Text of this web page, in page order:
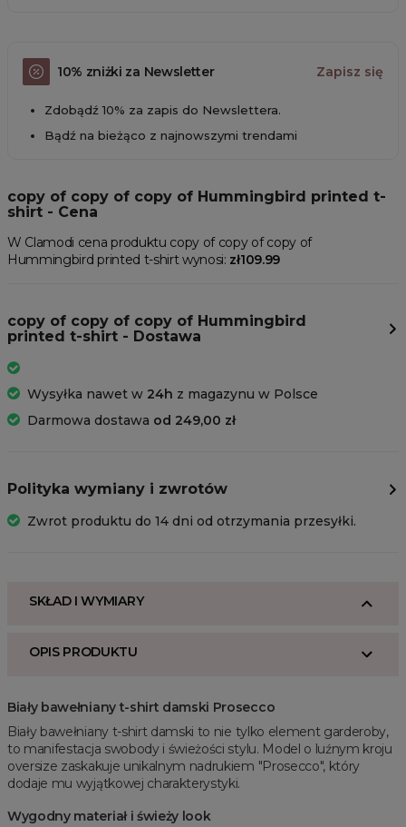
10% zniżki za Newsletter Zapisz się
Zdobądź 10% za zapis do Newslettera.
Bądź na bieżąco z najnowszymi trendami
copy of copy of copy of Hummingbird printed t-
shirt - Cena
W Clamodi cena produktu copy of copy of copy of
Hummingbird printed t-shirt wynosi: zł109.99
copy of copy of copy of Hummingbird
printed t-shirt - Dostawa
Wysyłka nawet w 24h z magazynu w Polsce
Darmowa dostawa od 249,00 zł
Polityka wymiany i zwrotów
Zwrot produktu do 14 dni od otrzymania przesyłki.
SKŁAD I WYMIARY
OPIS PRODUKTU
Biały bawełniany t-shirt damski Prosecco
Biały bawełniany t-shirt damski to nie tylko element garderoby,
to manifestacja swobody i świeżości stylu. Model o luźnym kroju
oversize zaskakuje unikalnym nadrukiem "Prosecco", który
dodaje mu wyjątkowej charakterystyki.
Wygodny materiał i świeży look